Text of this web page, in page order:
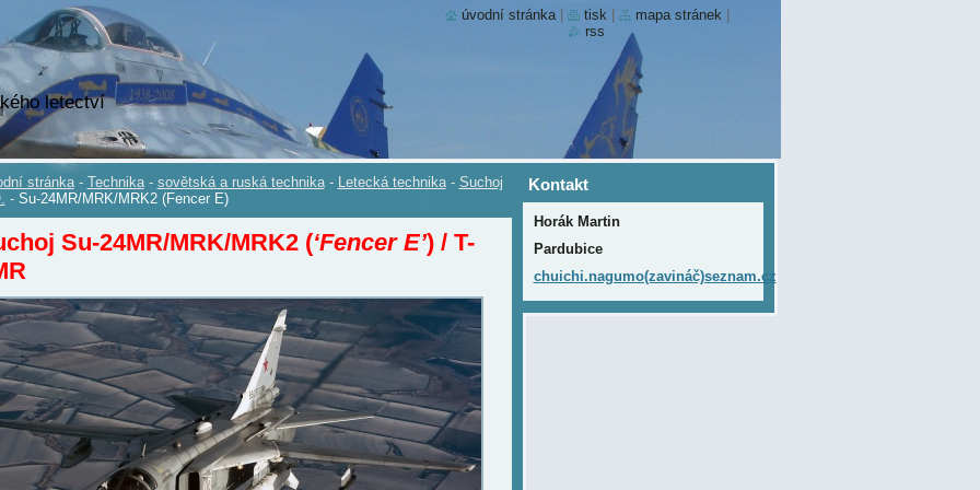
letectví
stránka - Technika - sovětská a ruská technika - Letecká technika - Suchoj
- Su-24MR/MRK/MRK2 (Fencer E)
Su-24MR/MRK/MRK2 (‘Fencer E’) / T-
Kontakt
Horák Martin
Pardubice
chuichi.nagumo(zavináč)seznam.cz
úvodní stránka tisk mapa stránek
rss